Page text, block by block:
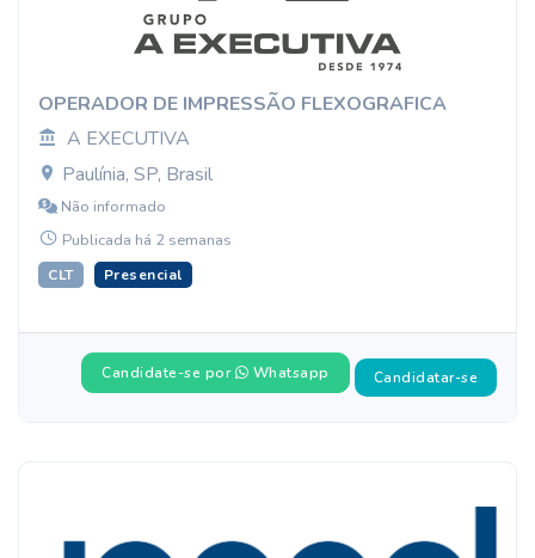
OPERADOR DE IMPRESSÃO FLEXOGRAFICA
A EXECUTIVA
Paulínia, SP, Brasil
Não informado
Publicada há 2 semanas
CLT Presencial
Candidate-se por Whatsapp Candidatar-se